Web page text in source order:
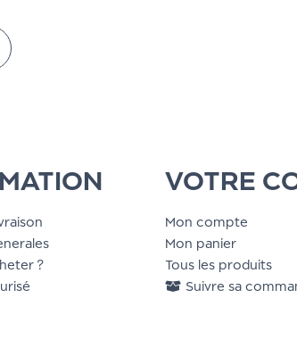
?
VOTRE
Mon compte
Mon panier
Tous les produits
Suivre sa